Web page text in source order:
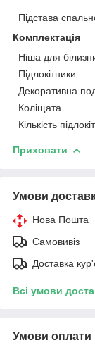
Підстава
Комплектація
Ніша для
Підлокітники
Декоративна
Коліщата
Кількість
Приховати
Умови
Нова Пошта
Самовивіз
Доставка
Всі умови
Умови оплати